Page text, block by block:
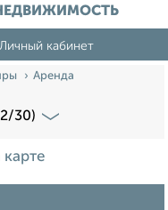
Личный кабинет
Аренда
30)
карте